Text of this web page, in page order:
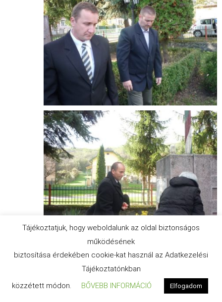
Tájékoztatjuk, hogy weboldalunk az oldal biztonságos
működésének
biztosítása érdekében cookie-kat használ az Adatkezelési
Tájékoztatónkban
közzétett módon.
BŐVEBB INFORMÁCIÓ Elfogadom